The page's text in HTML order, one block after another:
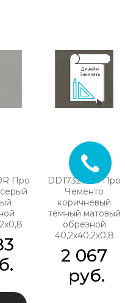
Про
DD173200R Про
Чементо
коричневый
тёмный матовый
обрезной
40,2x40,2x0,8
2 067
руб.